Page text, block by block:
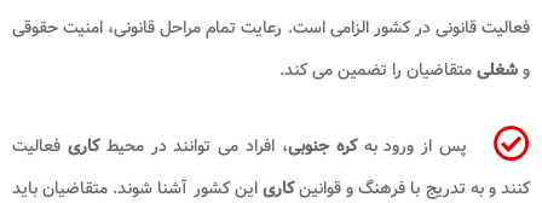
قانونی در کشور الزامی است. رعایت تمام مراحل قانونی، امنیت حقوقی
شغلیمتقاضیان را تضمین می کند.
پس از ورود بهکره جنوبی، افراد می توانند در محیطکاریفعالیت
و به تدریج با فرهنگ و قوانینکاریاین کشور آشنا شوند. متقاضیان باید